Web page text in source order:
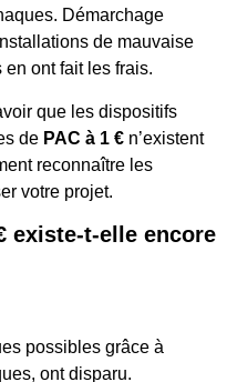
Démarchage
de mauvaise
ont fait les frais.
que les dispositifs
de PAC à 1 € n’existent
reconnaître les
votre projet.
existe-t-elle encore
possibles grâce à
ont disparu.